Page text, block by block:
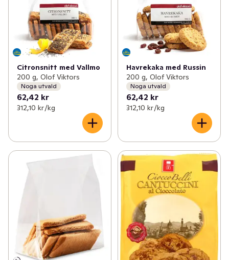
Citronsnitt med Vallmo
200 g, Olof Viktors
Noga utvald
62,42 kr
312,10 kr /kg
Havrekaka med Russin
200 g, Olof Viktors
Noga utvald
62,42 kr
312,10 kr /kg